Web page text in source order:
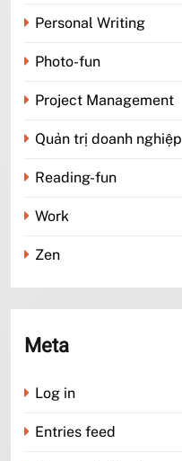
Personal Writing
Photo-fun
Project Management
Quản trị doanh nghiệp
Reading-fun
Work
Zen
Meta
Log in
Entries feed